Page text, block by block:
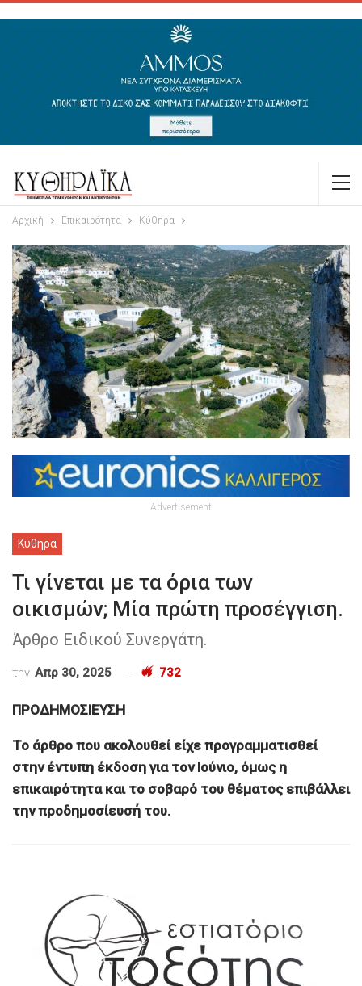
Αρχική Επικαιρότητα Κύθηρα
Advertisement
Κύθηρα
Τι γίνεται με τα όρια των
οικισμών; Μία πρώτη προσέγγιση.
​​​​​​Άρθρο Ειδικού Συνεργάτη.
την Απρ 30, 2025 732
ΠΡΟΔΗΜΟΣΙΕΥΣΗ
Το άρθρο που ακολουθεί είχε προγραμματισθεί
στην έντυπη έκδοση για τον Ιούνιο, όμως η
επικαιρότητα και το σοβαρό του θέματος επιβάλλει
την προδημοσίευσή του.